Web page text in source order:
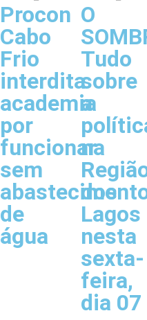
Procon
Cabo
Frio
interdita
academia
por
funcionar
sem
de
água
O
Tudo
sobre
a
na
dos
Lagos
nesta
sexta-
feira,
dia 07